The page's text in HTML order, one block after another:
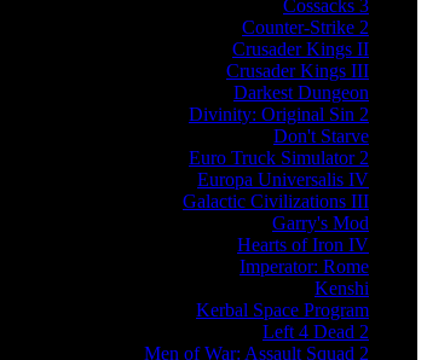
Cossacks 3
Counter-Strike 2
Crusader Kings II
Crusader Kings III
Darkest Dungeon
Divinity: Original Sin 2
Don't Starve
Euro Truck Simulator 2
Europa Universalis IV
Galactic Civilizations III
Garry's Mod
Hearts of Iron IV
Imperator: Rome
Kenshi
Kerbal Space Program
Left 4 Dead 2
Men of War: Assault Squad 2